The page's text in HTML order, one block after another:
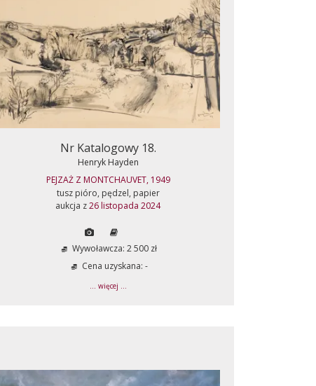
Nr Katalogowy 18.
Henryk Hayden
PEJZAŻ Z MONTCHAUVET, 1949
tusz pióro, pędzel, papier
aukcja z26 listopada 2024
Wywoławcza: 2 500 zł
Cena uzyskana: -
... więcej ...